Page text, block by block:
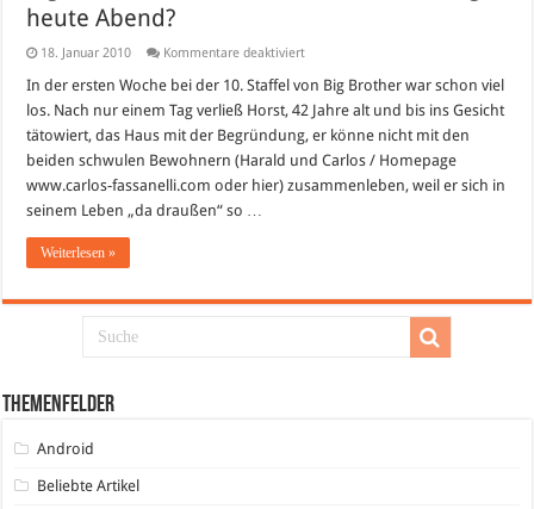
heute Abend?
18. Januar 2010 Kommentare deaktiviertfür
Brother
Erste
Pöbeleien
–
Wer
heute
In der ersten Woche bei der 10. Staffel von Big Brother war schon viel
los. Nach nur einem Tag verließ Horst, 42 Jahre alt und bis ins Gesicht
tätowiert, das Haus mit der Begründung, er könne nicht mit den
beiden schwulen Bewohnern (Harald und Carlos / Homepage
www.carlos-fassanelli.com oder hier) zusammenleben, weil er sich in
seinem Leben „da draußen“ so …
Weiterlesen »
Themenfelder
Android
Beliebte Artikel